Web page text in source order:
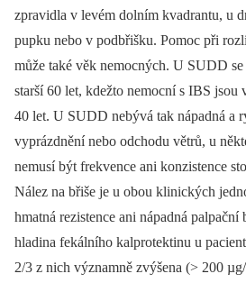
zpravidla v levém dolním kvadrantu, u
pupku nebo v podbřišku. Pomoc při
může také věk nemocných. U SUDD
starší 60 let, kdežto nemocní s IBS jsou
40 let. U SUDD nebývá tak nápadná a
vyprázdnění nebo odchodu větrů, u
nemusí být frekvence ani konzistence
Nález na břiše je u obou klinických
hmatná rezistence ani nápadná palpační
hladina fekálního kalprotektinu u
2/3 z nich významně zvýšena (> 200